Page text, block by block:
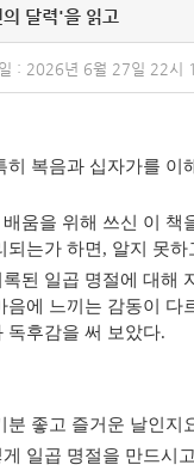
달력'을 읽고
: 2026년 6월 27일 22시
히 복음과 십자가를 이
움을 위해 쓰신 이
되는가 하면, 알지 못하
된 일곱 명절에 대해
음에 느끼는 감동이
독후감을 써 보았다.
분 좋고 즐거운 날인지
일곱 명절을 만드시